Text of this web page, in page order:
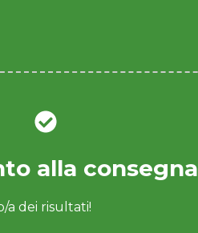
alla consegna
a dei risultati!